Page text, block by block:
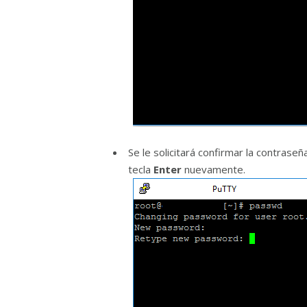
Se le solicitará confirmar la
tecla Enter nuevamente.